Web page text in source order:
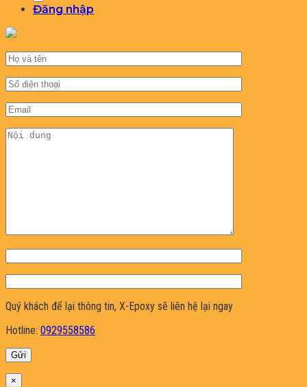
Đăng nhập
Quý khách để lại thông tin, X-Epoxy sẽ liên hệ lại ngay
Hotline: 0929558586
×